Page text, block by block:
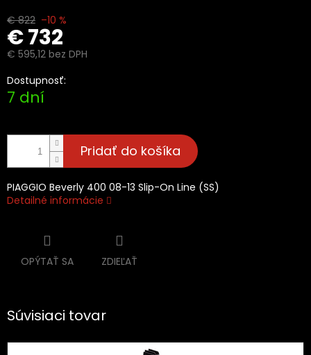
€ 822 –10 %
€ 732
€ 595,12 bez DPH
Jednotková
cena:
Dostupnosť:
7 dní
Pridať do košíka
PIAGGIO Beverly 400 08-13 Slip-On Line (SS)
Detailné informácie
OPÝTAŤ SA ZDIEĽAŤ
Súvisiaci tovar